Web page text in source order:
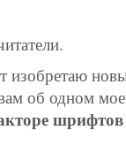
изобретаю
об одном
шрифтов